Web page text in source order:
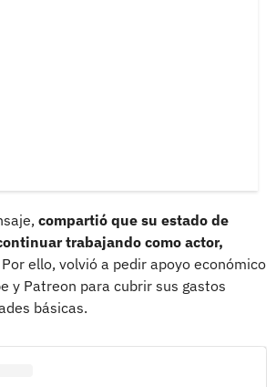
compartió que su estado de
trabajando como actor,
ello, volvió a pedir apoyo económico
y Patreon para cubrir sus gastos
básicas.